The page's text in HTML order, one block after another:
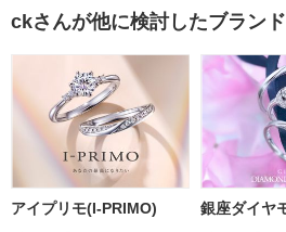
ckさんが他に検討したブランド
アイプリモ(I-PRIMO)